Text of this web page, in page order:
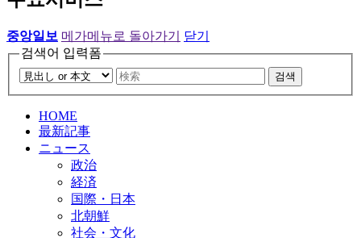
중앙일보 메가메뉴로 돌아가기
닫기
검색어 입력폼
검색
HOME
最新記事
ニュース
政治
経済
国際・日本
北朝鮮
社会・文化